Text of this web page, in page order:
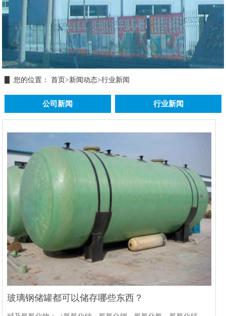
您的位置： 首页>新闻动态>行业新闻
公司新闻 行业新闻
玻璃钢储罐都可以储存哪些东西？